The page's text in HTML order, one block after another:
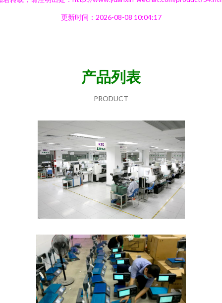
更新时间：2026-08-08 10:04:17
产品列表
PRODUCT